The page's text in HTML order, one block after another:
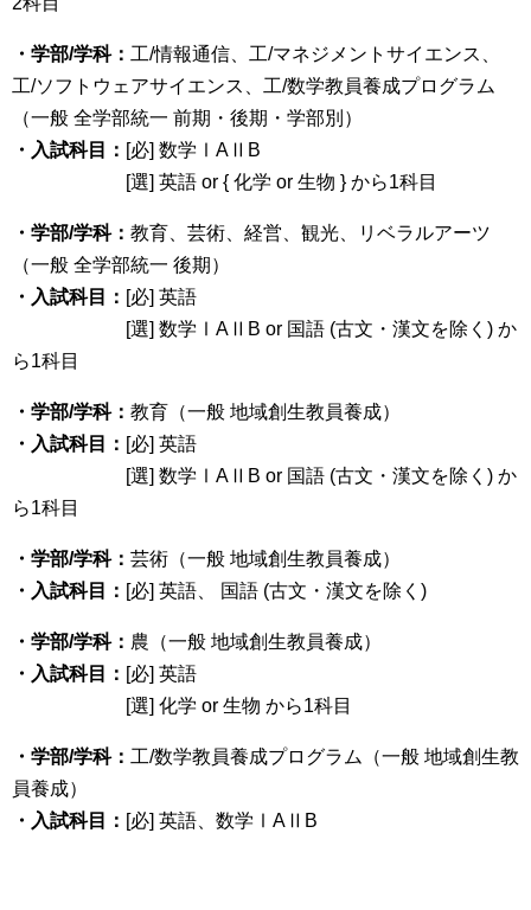
・学部/学科： 工/情報通信、工/マネジメントサイエンス、
工/ソフトウェアサイエンス、工/数学教員養成プログラム
（一般 全学部統一 前期・後期・学部別）
・入試科目： [必] 数学ⅠAⅡB
[選] 英語 or { 化学 or 生物 } から1科目
・学部/学科： 教育、芸術、経営、観光、リベラルアーツ
（一般 全学部統一 後期）
・入試科目： [必] 英語
[選] 数学ⅠAⅡB or 国語 (古文・漢文を除く) か
ら1科目
・学部/学科： 教育（一般 地域創生教員養成）
・入試科目： [必] 英語
[選] 数学ⅠAⅡB or 国語 (古文・漢文を除く) か
ら1科目
・学部/学科： 芸術（一般 地域創生教員養成）
・入試科目： [必] 英語、 国語 (古文・漢文を除く)
・学部/学科： 農（一般 地域創生教員養成）
・入試科目： [必] 英語
[選] 化学 or 生物 から1科目
・学部/学科： 工/数学教員養成プログラム（一般 地域創生教
員養成）
・入試科目： [必] 英語、数学ⅠAⅡB